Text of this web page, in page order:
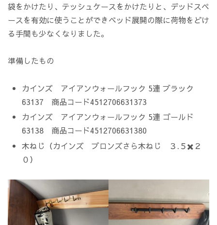
袋をかけたり、テッシュケースをかけたりと、デッドスペ
ースを有効に使うことができベッド展開の際に荷物をどけ
る手間も少なくなりました。
準備したもの
カインズ アイアンウォールフック 5連 ブラック
63137 商品コード4512706631373
カインズ アイアンウォールフック 5連 ゴールド
63138 商品コード4512706631380
木ねじ（カインズ ブロンズさら木ねじ ３.５✖️２
０）